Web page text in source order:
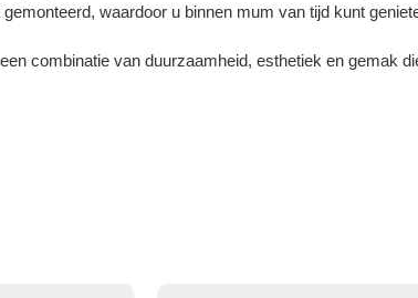
waardoor u binnen mum van tijd kunt
combinatie van duurzaamheid, esthetiek en gemak